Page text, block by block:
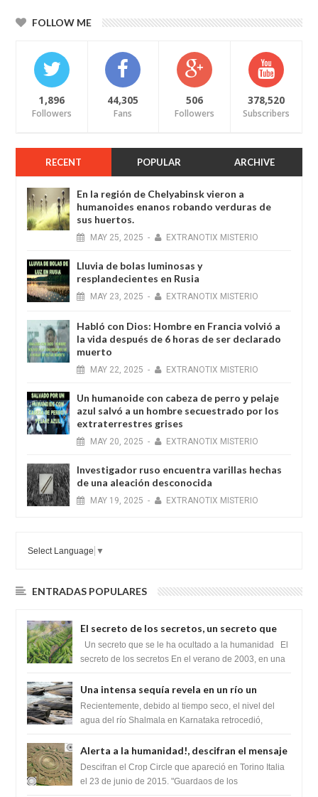
FOLLOW ME
1,896
Followers
44,305
Fans
506
Followers
378,520
Subscribers
RECENT POPULAR ARCHIVE
En la región de Chelyabinsk vieron a
humanoides enanos robando verduras de
sus huertos.
MAY 25, 2025 - EXTRANOTIX MISTERIO
Lluvia de bolas luminosas y
resplandecientes en Rusia
MAY 23, 2025 - EXTRANOTIX MISTERIO
Habló con Dios: Hombre en Francia volvió a
la vida después de 6 horas de ser declarado
muerto
MAY 22, 2025 - EXTRANOTIX MISTERIO
Un humanoide con cabeza de perro у pelaje
azul salvó a un hombre secuestrado por los
extraterrestres grises
MAY 20, 2025 - EXTRANOTIX MISTERIO
Investigador ruso encuentra varillas hechas
de una aleación desconocida
MAY 19, 2025 - EXTRANOTIX MISTERIO
Select Language ▼
ENTRADAS POPULARES
El secreto de los secretos, un secreto que
cambiaría por completo el destino de la
humanidad
Un secreto que se le ha ocultado a la humanidad El
secreto de los secretos En el verano de 2003, en una
Una intensa sequía revela en un río un
impresionante hallazgo de miles de Shiva
Lingas
Recientemente, debido al tiempo seco, el nivel del
agua del río Shalmala en Karnataka retrocedió,
Alerta a la humanidad!, descifran el mensaje
del Crop Circle de Torino ,Italia
Descifran el Crop Circle que apareció en Torino Italia
el 23 de junio de 2015. "Guardaos de los